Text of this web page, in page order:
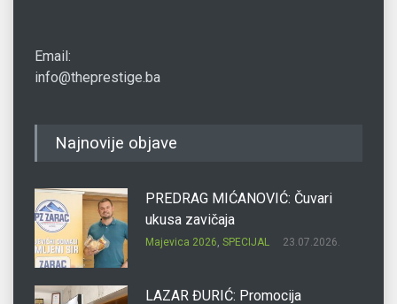
Email:
info@theprestige.ba
Najnovije objave
PREDRAG MIĆANOVIĆ: Čuvari
ukusa zavičaja
Majevica 2026, SPECIJAL 23.07.2026.
LAZAR ĐURIĆ: Promocija